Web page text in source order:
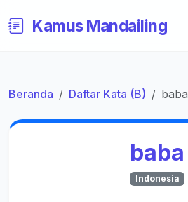
Kamus Mandailing
Beranda Daftar Kata (B) baba
baba
Indonesia